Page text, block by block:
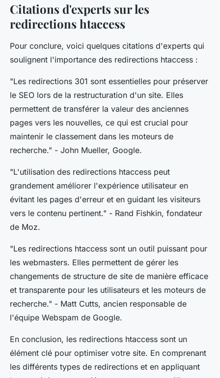
Citations d'experts sur les
redirections htaccess
Pour conclure, voici quelques citations d'experts qui
soulignent l'importance des redirections htaccess :
"Les redirections 301 sont essentielles pour préserver
le SEO lors de la restructuration d'un site. Elles
permettent de transférer la valeur des anciennes
pages vers les nouvelles, ce qui est crucial pour
maintenir le classement dans les moteurs de
recherche." - John Mueller, Google.
"L'utilisation des redirections htaccess peut
grandement améliorer l'expérience utilisateur en
évitant les pages d'erreur et en guidant les visiteurs
vers le contenu pertinent." - Rand Fishkin, fondateur
de Moz.
"Les redirections htaccess sont un outil puissant pour
les webmasters. Elles permettent de gérer les
changements de structure de site de manière efficace
et transparente pour les utilisateurs et les moteurs de
recherche." - Matt Cutts, ancien responsable de
l'équipe Webspam de Google.
En conclusion, les redirections htaccess sont un
élément clé pour optimiser votre site. En comprenant
les différents types de redirections et en appliquant